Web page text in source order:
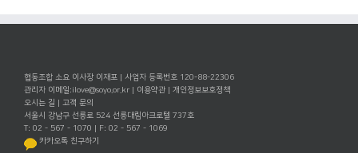
협동조합 소요 이사장 이재포 | 사업자 등록번호 120-88-22306
관리자 이메일:ilove@soyo.or.kr | 이용약관 | 개인정보보호정책
오시는 길 | 고객 문의
서울시 강남구 선릉로 524 선릉대림아크로텔 737호
T: 02 - 567 - 1070 | F: 02 - 567 - 1069
카카오톡 친구하기